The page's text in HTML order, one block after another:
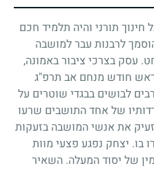
חינוך תורני והיה תלמיד חכם
לרבנות עבר למושבה
עסק בצרכי ציבור באמונה,
ראש חודש מנחם אב תרפ"ג
לבושים בבגדי שוטרים על
של אחד התושבים שרעו
את אנשי המושבה בזעקות
בו. יצחק נפגע פצעי מוות
של יסוד המעלה. השאיר